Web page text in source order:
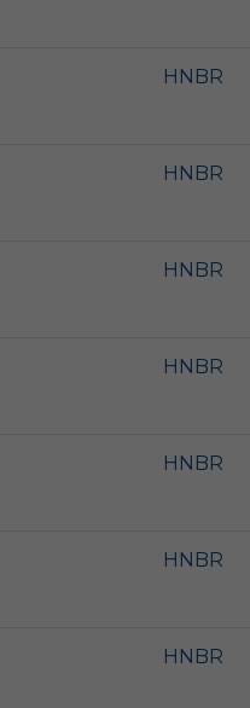
HNBR
HNBR
HNBR
HNBR
HNBR
HNBR
HNBR